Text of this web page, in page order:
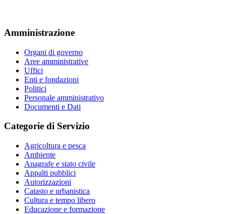
Amministrazione
Organi di governo
Aree amministrative
Uffici
Enti e fondazioni
Politici
Personale amministrativo
Documenti e Dati
Categorie di Servizio
Agricoltura e pesca
Ambiente
Anagrafe e stato civile
Appalti pubblici
Autorizzazioni
Catasto e urbanistica
Cultura e tempo libero
Educazione e formazione